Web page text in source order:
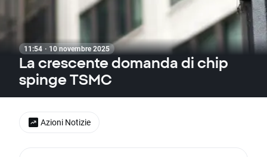
11:54 · 10 novembre 2025
La crescente domanda di chip
spinge TSMC
Azioni Notizie